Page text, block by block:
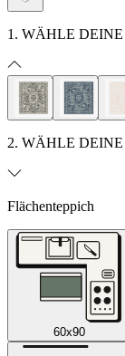
1. WÄHLE
2. WÄHLE
Flächenteppich
60x90